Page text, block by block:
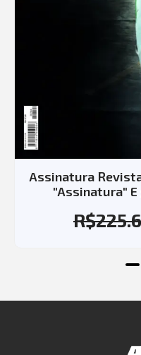
Assinatura
"Assinatura"
R$